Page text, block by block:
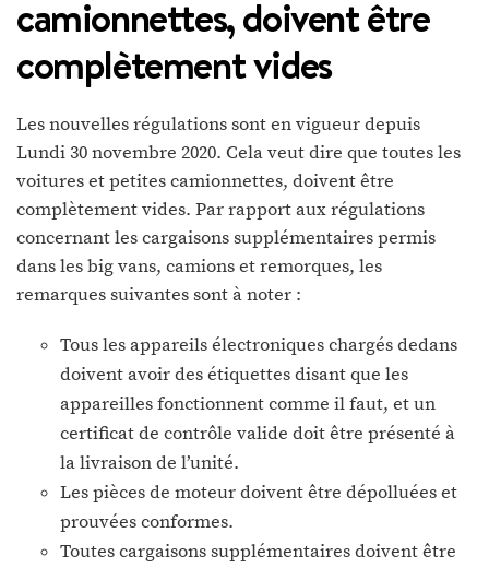
camionnettes, doivent être
complètement vides
Les nouvelles régulations sont en vigueur depuis
Lundi 30 novembre 2020. Cela veut dire que toutes les
voitures et petites camionnettes, doivent être
complètement vides. Par rapport aux régulations
concernant les cargaisons supplémentaires permis
dans les big vans, camions et remorques, les
remarques suivantes sont à noter :
Tous les appareils électroniques chargés dedans
doivent avoir des étiquettes disant que les
appareilles fonctionnent comme il faut, et un
certificat de contrôle valide doit être présenté à
la livraison de l’unité.
Les pièces de moteur doivent être dépolluées et
prouvées conformes.
Toutes cargaisons supplémentaires doivent être